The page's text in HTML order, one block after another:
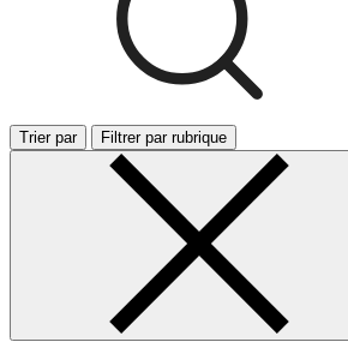
Trier par Filtrer par rubrique